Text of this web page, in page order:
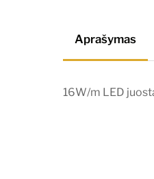
Aprašymas
16W/m LED